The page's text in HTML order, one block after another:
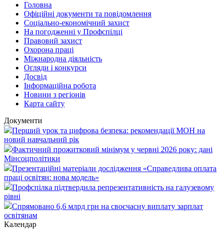
Головна
Офіційні документи та повідомлення
Соціально-економічний захист
На погодженні у Профспілці
Правовий захист
Охорона праці
Міжнародна діяльність
Огляди і конкурси
Досвід
Інформаційна робота
Новини з регіонів
Карта сайту
Документи
Перший урок та цифрова безпека: рекомендації МОН на
новий навчальний рік
Фактичний прожитковий мінімум у червні 2026 року: дані
Мінсоцполітики
Презентаційні матеріали дослідження «Справедлива оплата
праці освітян: нова модель»
Профспілка підтвердила репрезентативність на галузевому
рівні
Спрямовано 6,6 млрд грн на своєчасну виплату зарплат
освітянам
Календар